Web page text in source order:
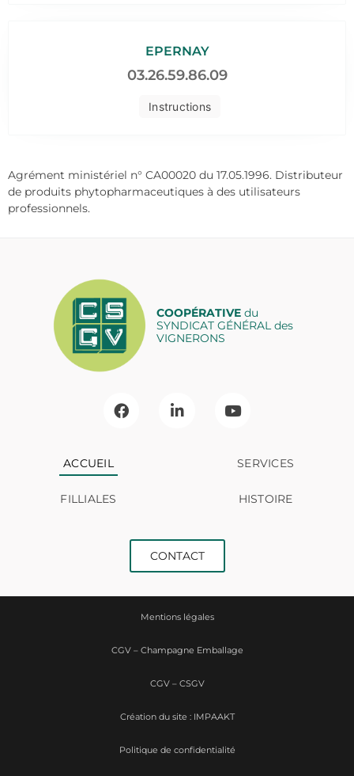
Instructions
EPERNAY
03.26.59.86.09
Agrément ministériel n° CA00020 du 17.05.1996. Distributeur
de produits phytopharmaceutiques à des utilisateurs
professionnels.
COOPÉRATIVEdu
SYNDICAT GÉNÉRAL des
VIGNERONS
ACCUEIL SERVICES
FILLIALES HISTOIRE
CONTACT
Mentions légales
CGV – Champagne Emballage
CGV – CSGV
Politique de confidentialité
Création du site : IMPAAKT